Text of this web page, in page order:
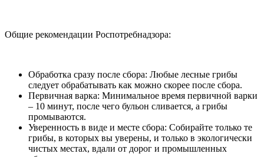
Общие рекомендации Роспотребнадзора:
Обработка сразу после сбора: Любые лесные грибы
следует обрабатывать как можно скорее после сбора.
Первичная варка: Минимальное время первичной варки
– 10 минут, после чего бульон сливается, а грибы
промываются.
Уверенность в виде и месте сбора: Собирайте только те
грибы, в которых вы уверены, и только в экологически
чистых местах, вдали от дорог и промышленных